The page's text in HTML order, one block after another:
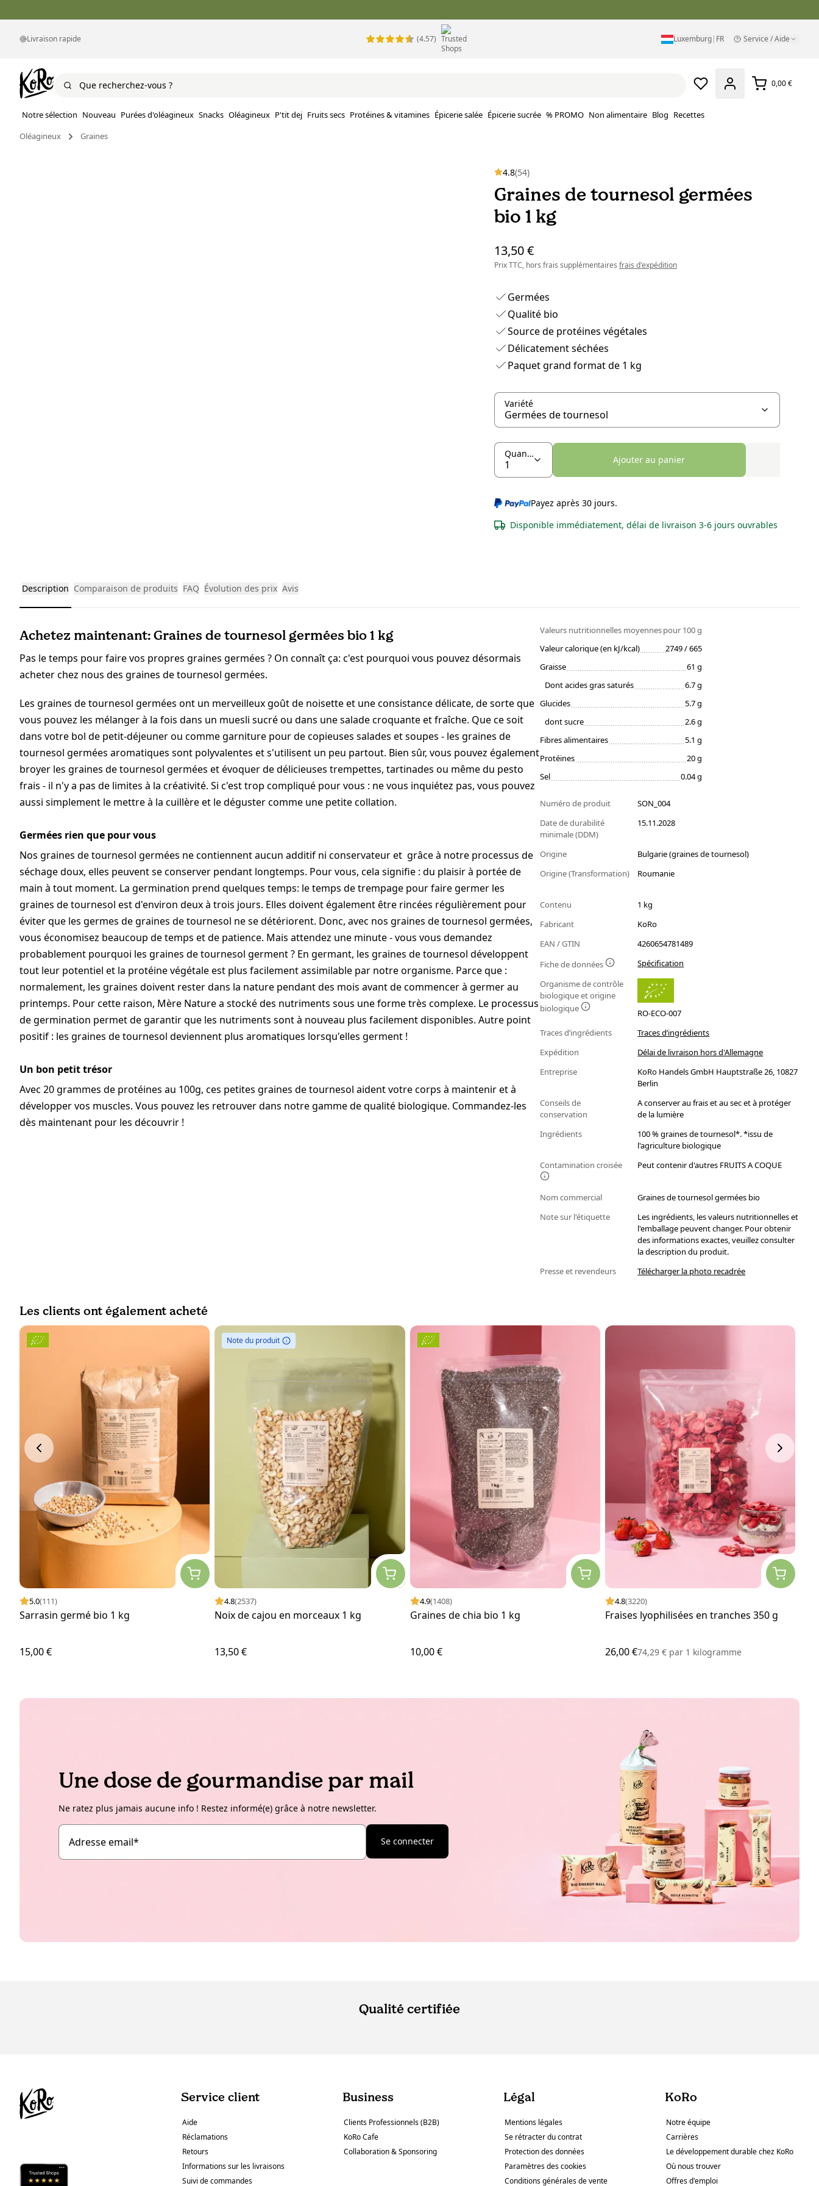
Livraison rapide (4.57) Luxemburg| FR Service / Aide
0,00 €
Notre sélection Nouveau Purées d'oléagineux Snacks Oléagineux P'tit dej Fruits secs Protéines & vitamines Épicerie salée Épicerie sucrée % PROMO Non alimentaire Blog Recettes
Oléagineux
Graines
4.8(54)
Graines de tournesol germées
bio 1 kg
13,50 €
Prix TTC, hors frais supplémentaires frais d'expédition
Germées
Qualité bio
Source de protéines végétales
Délicatement séchées
Paquet grand format de 1 kg
Variété
Quantité
Ajouter au panier
Payez après 30 jours.
Disponible immédiatement, délai de livraison 3-6 jours ouvrables
Description Comparaison de produits FAQ Évolution des prix Avis
Achetez maintenant: Graines de tournesol germées bio 1 kg
Pas le temps pour faire vos propres graines germées ? On connaît ça: c'est pourquoi vous pouvez désormais
acheter chez nous des graines de tournesol germées.
Les graines de tournesol germées ont un merveilleux goût de noisette et une consistance délicate, de sorte que
vous pouvez les mélanger à la fois dans un muesli sucré ou dans une salade croquante et fraîche. Que ce soit
dans votre bol de petit-déjeuner ou comme garniture pour de copieuses salades et soupes - les graines de
tournesol germées aromatiques sont polyvalentes et s'utilisent un peu partout. Bien sûr, vous pouvez également
broyer les graines de tournesol germées et évoquer de délicieuses trempettes, tartinades ou même du pesto
frais - il n'y a pas de limites à la créativité. Si c'est trop compliqué pour vous : ne vous inquiétez pas, vous pouvez
aussi simplement le mettre à la cuillère et le déguster comme une petite collation.
Germées rien que pour vous
Nos graines de tournesol germées ne contiennent aucun additif ni conservateur et grâce à notre processus de
séchage doux, elles peuvent se conserver pendant longtemps. Pour vous, cela signifie : du plaisir à portée de
main à tout moment. La germination prend quelques temps: le temps de trempage pour faire germer les
graines de tournesol est d'environ deux à trois jours. Elles doivent également être rincées régulièrement pour
éviter que les germes de graines de tournesol ne se détériorent. Donc, avec nos graines de tournesol germées,
vous économisez beaucoup de temps et de patience. Mais attendez une minute - vous vous demandez
probablement pourquoi les graines de tournesol germent ? En germant, les graines de tournesol développent
tout leur potentiel et la protéine végétale est plus facilement assimilable par notre organisme. Parce que :
normalement, les graines doivent rester dans la nature pendant des mois avant de commencer à germer au
printemps. Pour cette raison, Mère Nature a stocké des nutriments sous une forme très complexe. Le processus
de germination permet de garantir que les nutriments sont à nouveau plus facilement disponibles. Autre point
positif : les graines de tournesol deviennent plus aromatiques lorsqu'elles germent !
Un bon petit trésor
Avec 20 grammes de protéines au 100g, ces petites graines de tournesol aident votre corps à maintenir et à
développer vos muscles. Vous pouvez les retrouver dans notre gamme de qualité biologique. Commandez-les
dès maintenant pour les découvrir !
Valeurs nutritionnelles moyennespour 100 g
Valeur calorique (en kJ/kcal)
2749 / 665
Graisse
61 g
Dont acides gras saturés
6.7 g
Glucides
5.7 g
dont sucre
2.6 g
Fibres alimentaires
5.1 g
Protéines
20 g
Sel
0.04 g
Numéro de produit
SON_004
Date de durabilité
minimale (DDM)
15.11.2028
Origine
Bulgarie (graines de tournesol)
Origine (Transformation)
Roumanie
Contenu
1 kg
Fabricant
KoRo
EAN / GTIN
4260654781489
Fiche de données
Spécification
Organisme de contrôle
biologique et origine
biologique
RO-ECO-007
Traces d’ingrédients
Traces d’ingrédients
Expédition
Délai de livraison hors d'Allemagne
Entreprise
KoRo Handels GmbH Hauptstraße 26, 10827
Berlin
Conseils de
conservation
A conserver au frais et au sec et à protéger
de la lumière
Ingrédients
100 % graines de tournesol*. *issu de
l'agriculture biologique
Contamination croisée
Peut contenir d'autres FRUITS A COQUE
Nom commercial
Graines de tournesol germées bio
Note sur l'étiquette
Les ingrédients, les valeurs nutritionnelles et
l'emballage peuvent changer. Pour obtenir
des informations exactes, veuillez consulter
la description du produit.
Presse et revendeurs
Télécharger la photo recadrée
Les clients ont également acheté
5.0(111)
Sarrasin germé bio 1 kg
15,00 €
Note du produit
4.8(2537)
Noix de cajou en morceaux 1 kg
13,50 €
4.9(1408)
Graines de chia bio 1 kg
10,00 €
4.8(3220)
Fraises lyophilisées en tranches 350 g
26,00 €74,29 € par1 kilogramme
Une dose de gourmandise par mail
Ne ratez plus jamais aucune info ! Restez informé(e) grâce à notre newsletter.
Adresse email* Se connecter
Qualité certifiée
Service client
Aide
Réclamations
Retours
Informations sur les livraisons
Suivi de commandes
Business
Clients Professionnels (B2B)
KoRo Cafe
Collaboration & Sponsoring
Légal
Mentions légales
Se rétracter du contrat
Protection des données
Paramètres des cookies
Conditions générales de vente
KoRo
Notre équipe
Carrières
Le développement durable chez KoRo
Où nous trouver
Offres d'emploi